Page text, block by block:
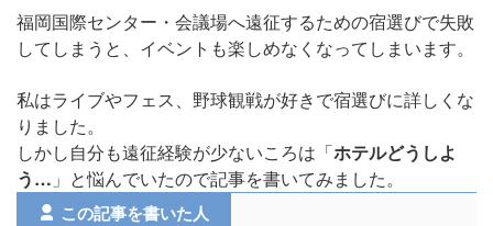
福岡国際センター・会議場へ遠征するための宿選びで失敗
してしまうと、イベントも楽しめなくなってしまいます。
私はライブやフェス、野球観戦が好きで宿選びに詳しくな
りました。
しかし自分も遠征経験が少ないころは「ホテルどうしよ
う… 」と悩んでいたので記事を書いてみました。
この記事を書いた人